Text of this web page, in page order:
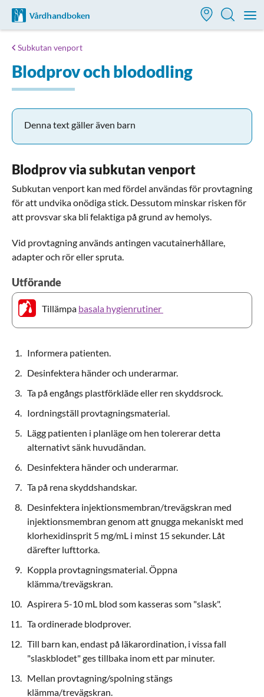
Till startsidan för Vårdhandboken
Subkutan venport
Blodprov och blododling
Denna text gäller även barn
Blodprov via subkutan venport
Subkutan venport kan med fördel användas för provtagning
för att undvika onödiga stick. Dessutom minskar risken för
att provsvar ska bli felaktiga på grund av hemolys.
Vid provtagning används antingen vacutainerhållare,
adapter och rör eller spruta.
Utförande
Tillämpa basala hygienrutiner
Informera patienten.
Desinfektera händer och underarmar.
Ta på engångs plastförkläde eller ren skyddsrock.
Iordningställ provtagningsmaterial.
Lägg patienten i planläge om hen tolererar detta
alternativt sänk huvudändan.
Desinfektera händer och underarmar.
Ta på rena skyddshandskar.
Desinfektera injektionsmembran/trevägskran med
injektionsmembran genom att gnugga mekaniskt med
klorhexidinsprit 5 mg/mL i minst 15 sekunder. Låt
därefter lufttorka.
Koppla provtagningsmaterial. Öppna
klämma/trevägskran.
Aspirera 5-10 mL blod som kasseras som "slask".
Ta ordinerade blodprover.
Till barn kan, endast på läkarordination, i vissa fall
"slaskblodet" ges tillbaka inom ett par minuter.
Mellan provtagning/spolning stängs
klämma/trevägskran.